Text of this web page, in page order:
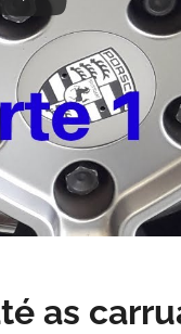
as